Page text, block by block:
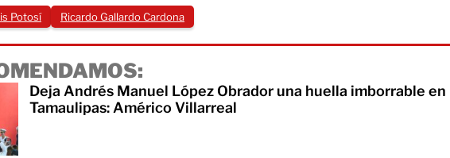
Potosí Ricardo Gallardo Cardona
Deja Andrés Manuel López Obrador una huella imborrable en
Tamaulipas: Américo Villarreal